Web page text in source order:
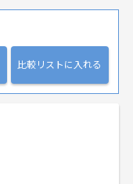
比較リストに入れる